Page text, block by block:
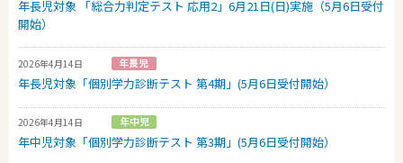
年長児対象 「総合力判定テスト 応用2」6月21日(日)実施（5月6日受付
開始）
2026年4月14日
年長児対象「個別学力診断テスト 第4期」(5月6日受付開始）
2026年4月14日
年中児対象「個別学力診断テスト 第3期」(5月6日受付開始）